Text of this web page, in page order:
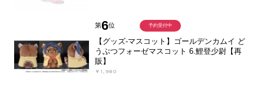
第6位
【グッズ-マスコット】ゴールデンカムイ ど
うぶつフォーゼマスコット 6.鯉登少尉【再
販】
￥1,980
予約受付中